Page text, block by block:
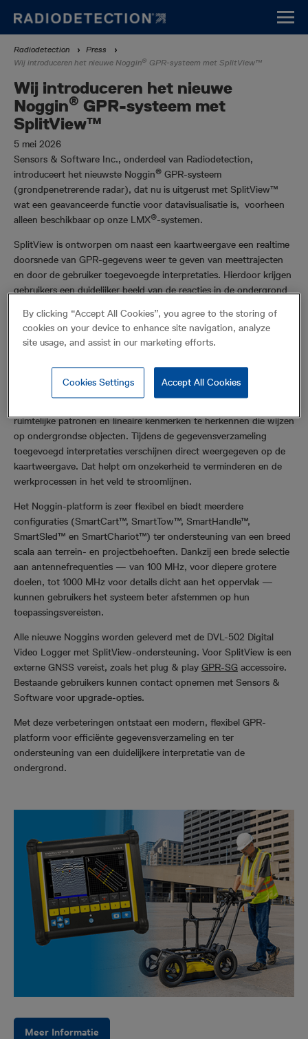
naar
inhoud
gaan
Kruimelpad
Radiodetection
Press
Wij introduceren het nieuwe Noggin® GPR-systeem met SplitView™
Wij introduceren het nieuwe
Noggin® GPR-systeem met
SplitView™
5 mei 2026
Sensors & Software Inc., onderdeel van Radiodetection,
introduceert het nieuwste Noggin® GPR-systeem
(grondpenetrerende radar), dat nu is uitgerust met SplitView™
wat een geavanceerde functie voor datavisualisatie is, voorheen
alleen beschikbaar op onze LMX®-systemen.
SplitView is ontworpen om naast een kaartweergave een realtime
doorsnede van GPR-gegevens weer te geven van meettrajecten
en door de gebruiker toegevoegde interpretaties. Hierdoor krijgen
gebruikers een duidelijker beeld van de reacties in de ondergrond
combineren, verbetert SplitView het situationeel bewustzijn in het
veld en draagt het bij aan betrouwbaardere en efficiëntere
interpretaties.
ondergrondse leidingen, archeologie, forensisch onderzoek en
ruimtelijke patronen en lineaire kenmerken te herkennen die wijzen
op ondergrondse objecten. Tijdens de gegevensverzameling
toegevoegd interpretaties verschijnen direct weergegeven op de
kaartweergave. Dat helpt om onzekerheid te verminderen en de
werkprocessen in het veld te stroomlijnen.
Het Noggin-platform is zeer flexibel en biedt meerdere
configuraties (SmartCart™, SmartTow™, SmartHandle™,
SmartSled™ en SmartChariot™) ter ondersteuning van een breed
scala aan terrein- en projectbehoeften. Dankzij een brede selectie
aan antennefrequenties — van 100 MHz, voor diepere grotere
doelen, tot 1000 MHz voor details dicht aan het oppervlak —
kunnen gebruikers het systeem beter afstemmen op hun
toepassingsvereisten.
Alle nieuwe Noggins worden geleverd met de DVL-502 Digital
Video Logger met SplitView-ondersteuning. Voor SplitView is een
externe GNSS vereist, zoals het plug & play GPR-SG accessoire.
Bestaande gebruikers kunnen contact opnemen met Sensors &
Software voor upgrade-opties.
Met deze verbeteringen ontstaat een modern, flexibel GPR-
platform voor efficiënte gegevensverzameling en ter
ondersteuning van een duidelijkere interpretatie van de
ondergrond.
Meer Informatie
By clicking “Accept All Cookies”, you agree to the storing of
cookies on your device to enhance site navigation, analyze
site usage, and assist in our marketing efforts.
Accept All Cookies
Cookies Settings